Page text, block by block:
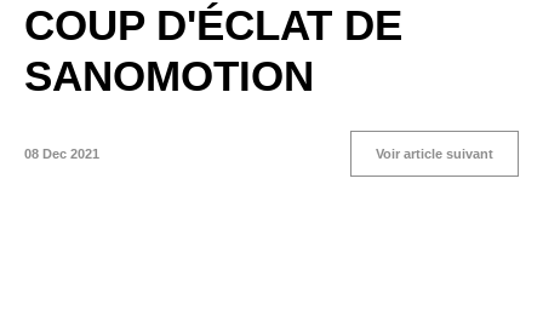
COUP D'ÉCLAT DE
SANOMOTION
08 Dec 2021 Voir article suivant